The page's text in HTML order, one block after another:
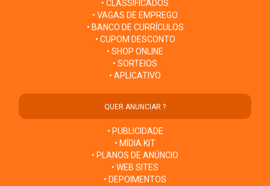
• CLASSIFICADOS
• VAGAS DE EMPREGO
• BANCO DE CURRÍCULOS
• CUPOM DESCONTO
• SHOP ONLINE
• SORTEIOS
• APLICATIVO
QUER ANUNCIAR ?
• PUBLICIDADE
• MÍDIA KIT
• PLANOS DE ANÚNCIO
• WEB SITES
• DEPOIMENTOS